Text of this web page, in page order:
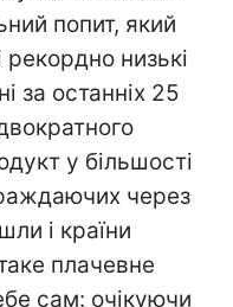
попит, який
рекордно низькі
за останніх 25
у більшості
через
і країни
плачевне
сам: очікуючи